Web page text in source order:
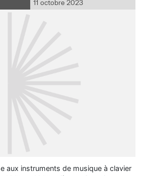
11 octobre 2023
aux instruments de musique à clavier